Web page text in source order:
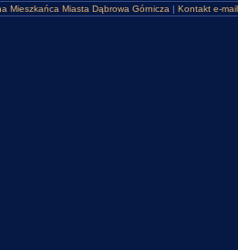
Mieszkańca Miasta Dąbrowa Górnicza | Kontakt e-